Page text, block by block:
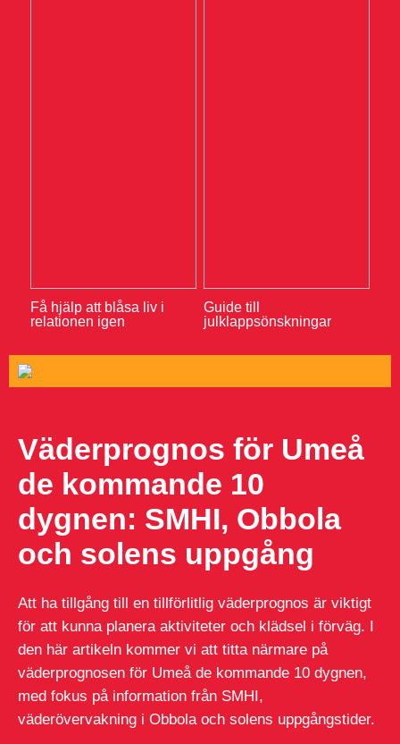
Få hjälp att blåsa liv i
relationen igen
Guide till
julklappsönskningar
Väderprognos för Umeå
de kommande 10
dygnen: SMHI, Obbola
och solens uppgång
Att ha tillgång till en tillförlitlig väderprognos är viktigt
för att kunna planera aktiviteter och klädsel i förväg. I
den här artikeln kommer vi att titta närmare på
väderprognosen för Umeå de kommande 10 dygnen,
med fokus på information från SMHI,
väderövervakning i Obbola och solens uppgångstider.